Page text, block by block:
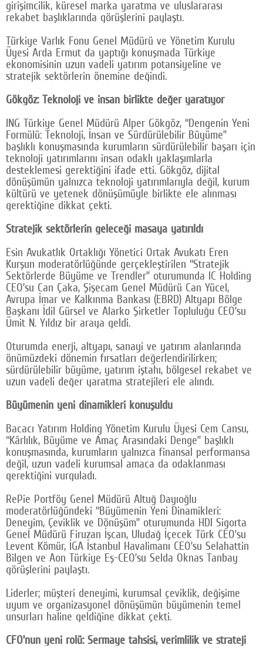
girişimcilik, küresel marka yaratma ve uluslararası
rekabet başlıklarında görüşlerini paylaştı.
Türkiye Varlık Fonu Genel Müdürü ve Yönetim Kurulu
Üyesi Arda Ermut da yaptığı konuşmada Türkiye
ekonomisinin uzun vadeli yatırım potansiyeline ve
stratejik sektörlerin önemine değindi.
Gökgöz: Teknoloji ve insan birlikte değer yaratıyor
ING Türkiye Genel Müdürü Alper Gökgöz, “Dengenin Yeni
Formülü: Teknoloji, İnsan ve Sürdürülebilir Büyüme”
başlıklı konuşmasında kurumların sürdürülebilir başarı için
teknoloji yatırımlarını insan odaklı yaklaşımlarla
desteklemesi gerektiğini ifade etti. Gökgöz, dijital
dönüşümün yalnızca teknoloji yatırımlarıyla değil, kurum
kültürü ve yetenek dönüşümüyle birlikte ele alınması
gerektiğine dikkat çekti.
Stratejik sektörlerin geleceği masaya yatırıldı
Esin Avukatlık Ortaklığı Yönetici Ortak Avukatı Eren
Kurşun moderatörlüğünde gerçekleştirilen “Stratejik
Sektörlerde Büyüme ve Trendler” oturumunda IC Holding
CEO’su Can Çaka, Şişecam Genel Müdürü Can Yücel,
Avrupa İmar ve Kalkınma Bankası (EBRD) Altyapı Bölge
Başkanı İdil Gürsel ve Alarko Şirketler Topluluğu CEO’su
Ümit N. Yıldız bir araya geldi.
Oturumda enerji, altyapı, sanayi ve yatırım alanlarında
önümüzdeki dönemin fırsatları değerlendirilirken;
sürdürülebilir büyüme, yatırım iştahı, bölgesel rekabet ve
uzun vadeli değer yaratma stratejileri ele alındı.
Büyümenin yeni dinamikleri konuşuldu
Bacacı Yatırım Holding Yönetim Kurulu Üyesi Cem Cansu,
“Kârlılık, Büyüme ve Amaç Arasındaki Denge” başlıklı
konuşmasında, kurumların yalnızca finansal performansa
değil, uzun vadeli kurumsal amaca da odaklanması
gerektiğini vurguladı.
RePie Portföy Genel Müdürü Altuğ Dayıoğlu
moderatörlüğündeki “Büyümenin Yeni Dinamikleri:
Deneyim, Çeviklik ve Dönüşüm” oturumunda HDI Sigorta
Genel Müdürü Firuzan İşcan, Uludağ İçecek Türk CEO’su
Levent Kömür, İGA İstanbul Havalimanı CEO’su Selahattin
Bilgen ve Aon Türkiye Eş-CEO’su Selda Oknas Tanbay
görüşlerini paylaştı.
Liderler; müşteri deneyimi, kurumsal çeviklik, değişime
uyum ve organizasyonel dönüşümün büyümenin temel
unsurları haline geldiğine dikkat çekti.
CFO’nun yeni rolü: Sermaye tahsisi, verimlilik ve strateji